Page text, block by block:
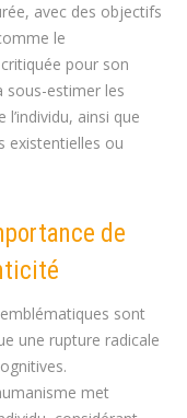
avec des objectifs
le
pour son
sous-estimer les
ainsi que
existentielles ou
de
sont
une rupture radicale
met